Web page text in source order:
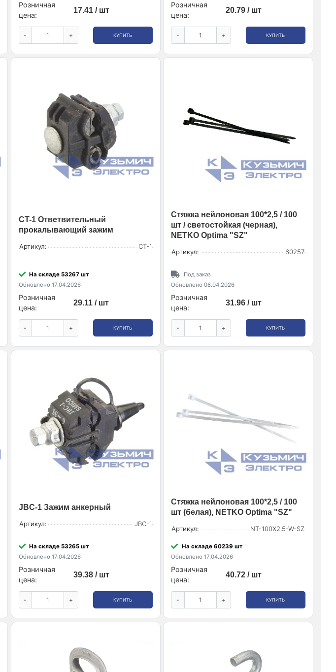
Розничная
цена:
17.41 / шт
- + КУПИТЬ
Розничная
цена:
20.79 / шт
- + КУПИТЬ
CT-1 Ответвительный
прокалывающий зажим
Артикул: CT-1
На складе 53267 шт
Обновлено 17.04.2026
Розничная
цена:
29.11 / шт
- + КУПИТЬ
Стяжка нейлоновая 100*2,5 / 100
шт / светостойкая (черная),
NETKO Optima "SZ"
Артикул: 60257
Под заказ
Обновлено 08.04.2026
Розничная
цена:
31.96 / шт
- + КУПИТЬ
JBC-1 Зажим анкерный
Артикул: JBC-1
На складе 53265 шт
Обновлено 17.04.2026
Розничная
цена:
39.38 / шт
- + КУПИТЬ
Стяжка нейлоновая 100*2,5 / 100
шт (белая), NETKO Optima "SZ"
Артикул: NT-100X2.5-W-SZ
На складе 60239 шт
Обновлено 17.04.2026
Розничная
цена:
40.72 / шт
- + КУПИТЬ